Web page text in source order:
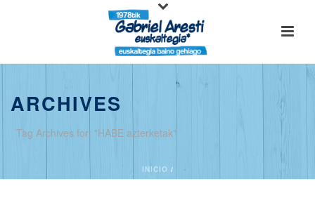
ARCHIVES
Tag Archives for: "HABE azterketak"
INICIO /